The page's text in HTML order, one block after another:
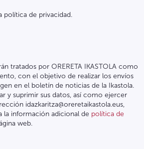
política de privacidad.
tratados por ORERETA IKASTOLA como
con el objetivo de realizar los envíos
en el boletín de noticias de la Ikastola.
y suprimir sus datos, así como ejercer
idazkaritza@oreretaikastola.eus,
la información adicional de política de
web.